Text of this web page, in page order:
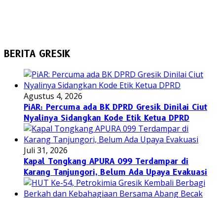
BERITA GRESIK
Agustus 4, 2026
PiAR: Percuma ada BK DPRD Gresik Dinilai Ciut
Nyalinya Sidangkan Kode Etik Ketua DPRD
Juli 31, 2026
Kapal Tongkang APURA 099 Terdampar di
Karang Tanjungori, Belum Ada Upaya Evakuasi